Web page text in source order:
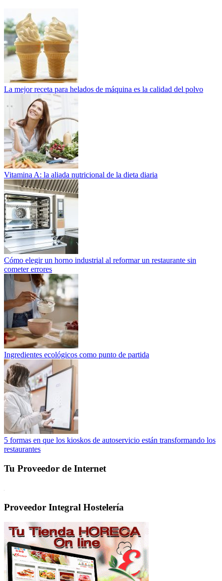
La mejor receta para helados de máquina es la calidad del polvo
Vitamina A: la aliada nutricional de la dieta diaria
Cómo elegir un horno industrial al reformar un restaurante sin
cometer errores
Ingredientes ecológicos como punto de partida
5 formas en que los kioskos de autoservicio están transformando los
restaurantes
Tu Proveedor de Internet
Proveedor Integral Hostelería